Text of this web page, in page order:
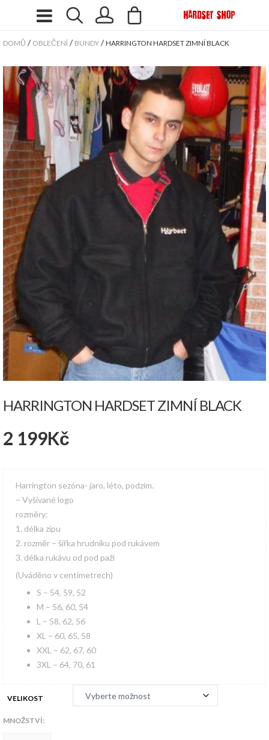
DOMŮ / OBLEČENÍ / BUNDY /HARRINGTON HARDSET ZIMNÍ BLACK
HARRINGTON HARDSET ZIMNÍ BLACK
2 199Kč
Harrington sezóna- jaro, léto, podzim.
– Vyšívané logo
rozměry:
1. délka zipu
2. rozměr – šířka hrudníku pod rukávem
3. délka rukávu od pod paží
(Uváděno v centimetrech)
S – 54, 59, 52
M – 56, 60, 54
L – 58, 62, 56
XL – 60, 65, 58
XXL – 62, 67, 60
3XL – 64, 70, 61
VELIKOST
MNOŽSTVÍ: